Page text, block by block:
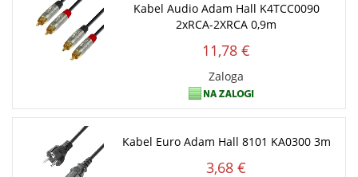
Kabel Audio Adam Hall K4TCC0090
2xRCA-2XRCA 0,9m
11,78 €
Zaloga
Kabel Euro Adam Hall 8101 KA0300 3m
3,68 €